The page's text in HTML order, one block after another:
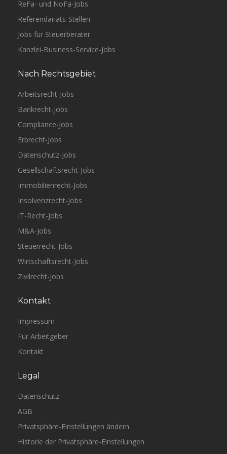
ReFa- und NoFa-Jobs
Referendariats-Stellen
Jobs für Steuerberater
Kanzlei-Business-Service-Jobs
Nach Rechtsgebiet
Arbeitsrecht-Jobs
Bankrecht-Jobs
Compliance-Jobs
Erbrecht-Jobs
Datenschutz-Jobs
Gesellschaftsrecht-Jobs
Immobilienrecht-Jobs
Insolvenzrecht-Jobs
IT-Recht-Jobs
M&A-Jobs
Steuerrecht-Jobs
Wirtschaftsrecht-Jobs
Zivilrecht-Jobs
Kontakt
Impressum
Für Arbeitgeber
Kontakt
Legal
Datenschutz
AGB
Privatsphäre-Einstellungen ändern
Historie der Privatsphäre-Einstellungen